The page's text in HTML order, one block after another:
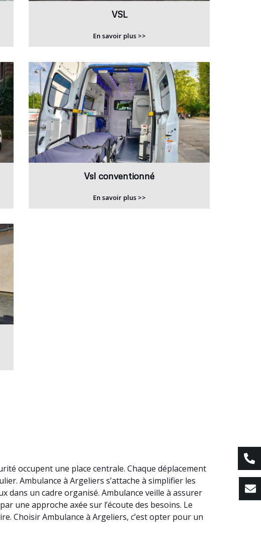
VSL
En savoir plus >>
Vsl conventionné
En savoir plus >>
occupent une place centrale. Chaque déplacement
Ambulance à Argeliers s’attache à simplifier les
dans un cadre organisé. Ambulance veille à assurer
une approche axée sur l’écoute des besoins. Le
Choisir Ambulance à Argeliers, c’est opter pour un